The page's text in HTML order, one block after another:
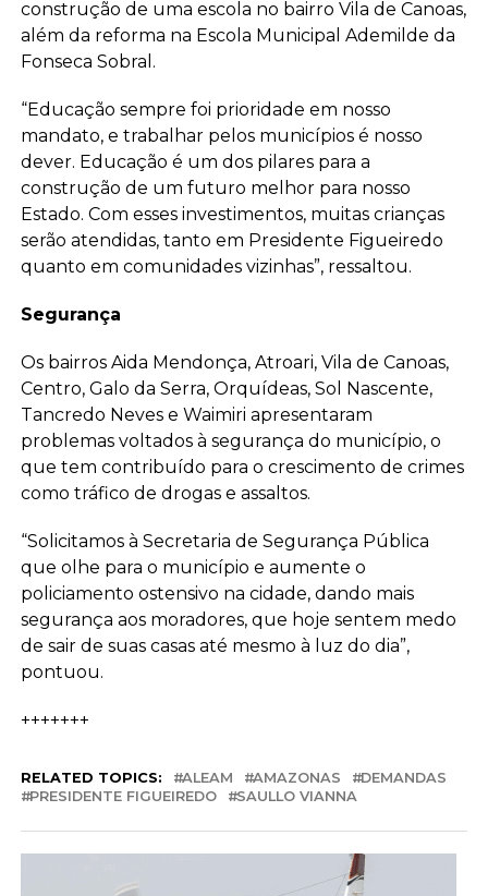
construção de uma escola no bairro Vila de Canoas,
além da reforma na Escola Municipal Ademilde da
Fonseca Sobral.
“Educação sempre foi prioridade em nosso
mandato, e trabalhar pelos municípios é nosso
dever. Educação é um dos pilares para a
construção de um futuro melhor para nosso
Estado. Com esses investimentos, muitas crianças
serão atendidas, tanto em Presidente Figueiredo
quanto em comunidades vizinhas”, ressaltou.
Segurança
Os bairros Aida Mendonça, Atroari, Vila de Canoas,
Centro, Galo da Serra, Orquídeas, Sol Nascente,
Tancredo Neves e Waimiri apresentaram
problemas voltados à segurança do município, o
que tem contribuído para o crescimento de crimes
como tráfico de drogas e assaltos.
“Solicitamos à Secretaria de Segurança Pública
que olhe para o município e aumente o
policiamento ostensivo na cidade, dando mais
segurança aos moradores, que hoje sentem medo
de sair de suas casas até mesmo à luz do dia”,
pontuou.
+++++++
RELATED TOPICS: ALEAM AMAZONAS
DEMANDAS
PRESIDENTE FIGUEIREDO
SAULLO VIANNA